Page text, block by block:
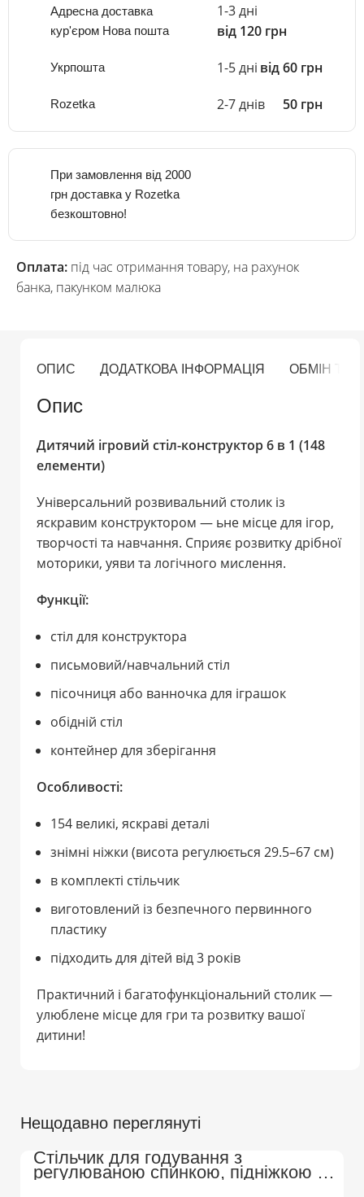
Адресна доставка
кур'єром Нова пошта
1-3 дні
від 120 грн
Укрпошта 1-5 дні від 60 грн
Rozetka 2-7 днів 50 грн
При замовлення від 2000
грн доставка у Rozetka
безкоштовно!
Оплата: під час отримання товару, на рахунок
банка, пакунком малюка
ОПИС ДОДАТКОВА ІНФОРМАЦІЯ ОБМІН ТА
Опис
Дитячий ігровий стіл-конструктор 6 в 1 (148
елементи)
Універсальний розвивальний столик із
яскравим конструктором — ьне місце для ігор,
творчості та навчання. Сприяє розвитку дрібної
моторики, уяви та логічного мислення.
Функції:
стіл для конструктора
письмовий/навчальний стіл
пісочниця або ванночка для іграшок
обідній стіл
контейнер для зберігання
Особливості:
154 великі, яскраві деталі
знімні ніжки (висота регулюється 29.5–67 см)
в комплекті стільчик
виготовлений із безпечного первинного
пластику
підходить для дітей від 3 років
Практичний і багатофункціональний столик —
улюблене місце для гри та розвитку вашої
дитини!
Нещодавно переглянуті
Стільчик для годування з
регулюваною спинкою, підніжкою на
колесах Преміум (Бежево-Білий)